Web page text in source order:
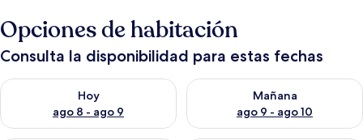
Opciones de habitación
Consulta la disponibilidad para estas fechas
Hoy
ago 8 - ago 9
Consulta la disponibilidad para hoy ago 8 - ago 9
Mañana
ago 9 - ago 10
Consulta la disponibilidad